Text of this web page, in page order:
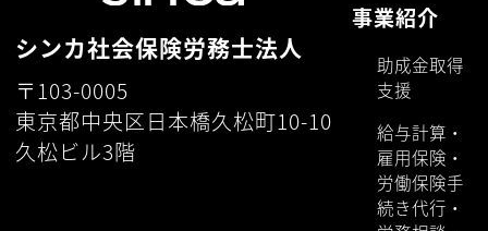
シンカ社会保険労務士法人
〒103-0005
東京都中央区日本橋久松町10-10
久松ビル3階
事業紹介
助成金取得
支援
給与計算・
雇用保険・
労働保険手
続き代行・